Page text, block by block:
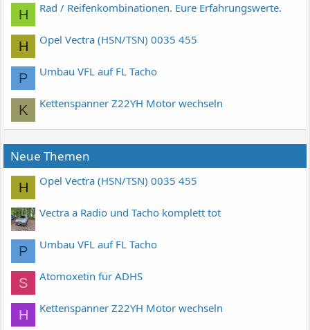
H Rad / Reifenkombinationen. Eure Erfahrungswerte.
H Opel Vectra (HSN/TSN) 0035 455
P Umbau VFL auf FL Tacho
K Kettenspanner Z22YH Motor wechseln
Neue Themen
H Opel Vectra (HSN/TSN) 0035 455
Vectra a Radio und Tacho komplett tot
P Umbau VFL auf FL Tacho
S Atomoxetin für ADHS
H Kettenspanner Z22YH Motor wechseln